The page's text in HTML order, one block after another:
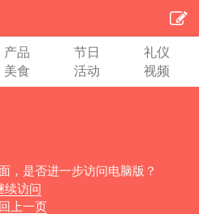
产品 节日
礼仪
美食 活动 视频
，是否进一步访问电脑版？
续访问
上一页